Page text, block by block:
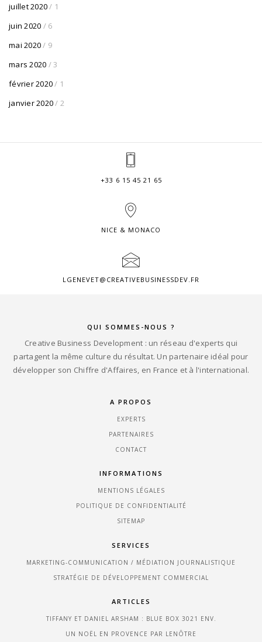
juillet 2020/ 1
juin 2020 / 6
mai 2020/ 9
mars 2020 / 3
février 2020/ 1
janvier 2020/ 2
+33 6 15 45 21 65
NICE & MONACO
LGENEVET@CREATIVEBUSINESSDEV.FR
QUI SOMMES-NOUS ?
Creative Business Development : un réseau d'experts qui
partagent la même culture du résultat. Un partenaire idéal pour
développer son Chiffre d'Affaires, en France et à l'international.
A PROPOS
EXPERTS
PARTENAIRES
CONTACT
INFORMATIONS
MENTIONS LÉGALES
POLITIQUE DE CONFIDENTIALITÉ
SITEMAP
SERVICES
MARKETING-COMMUNICATION / MÉDIATION JOURNALISTIQUE
STRATÉGIE DE DÉVELOPPEMENT COMMERCIAL
ARTICLES
TIFFANY ET DANIEL ARSHAM : BLUE BOX 3021 ENV.
UN NOËL EN PROVENCE PAR LENÔTRE